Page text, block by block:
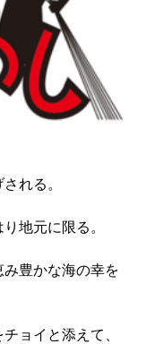
れる。
地元に限る。
豊かな海の幸を
ョイと添えて、